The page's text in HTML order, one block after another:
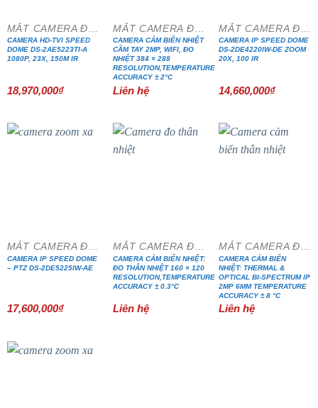
CAMERA HD-TVI SPEED
DOME DS-2AE5223TI-A
1080P, 23X, 150M IR
18,970,000₫
CAMERA CẢM BIẾN NHIỆT
CẦM TAY 2MP, WIFI, ĐO
NHIỆT 384 × 288
RESOLUTION,TEMPERATURE
ACCURACY ± 2°C
Liên hệ
CAMERA IP SPEED DOME
DS-2DE4220IW-DE ZOOM
20X, 100 IR
14,660,000₫
CAMERA IP SPEED DOME
– PTZ DS-2DE5225IW-AE
17,600,000₫
CAMERA CẢM BIẾN NHIỆT:
ĐO THÂN NHIỆT 160 × 120
RESOLUTION,TEMPERATURE
ACCURACY ± 0.3°C
Liên hệ
CAMERA CẢM BIẾN
NHIỆT: THERMAL &
OPTICAL BI-SPECTRUM IP
2MP 6MM TEMPERATURE
ACCURACY ± 8 °C
Liên hệ